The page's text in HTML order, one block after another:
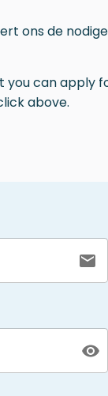
ons de
can
above.